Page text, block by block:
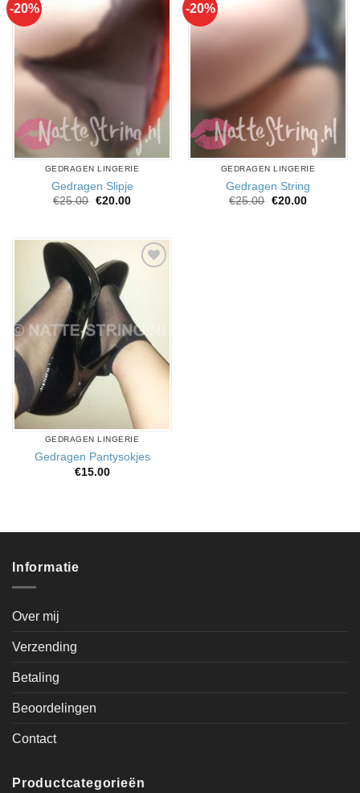
-20%
GEDRAGEN LINGERIE
Gedragen Slipje
€25.00 Oorspronkelijke
€20.00Huidige
-20%
GEDRAGEN LINGERIE
Gedragen String
€25.00 Oorspronkelijke
€20.00Huidige
verlanglijst
toevoegen
GEDRAGEN LINGERIE
Gedragen Pantysokjes
€15.00
Informatie
Over mij
Verzending
Betaling
Beoordelingen
Contact
Productcategorieën